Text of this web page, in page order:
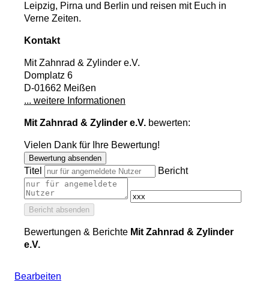
Leipzig, Pirna und Berlin und reisen mit Euch in
Verne Zeiten.
Kontakt
Mit Zahnrad & Zylinder e.V.
Domplatz 6
D-01662 Meißen
... weitere Informationen
Mit Zahnrad & Zylinder e.V. bewerten:
Vielen Dank für Ihre Bewertung!
Bewertung absenden
Titel Bericht
Bericht absenden
Bewertungen & Berichte Mit Zahnrad & Zylinder
e.V.
Bearbeiten